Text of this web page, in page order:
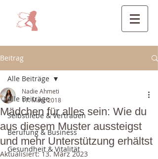
Beitrag
Alle Beiträge
Selbstliebe & Vertrauen
Berufung & Business
Gesundheit & Vitalität
Alle Beiträge
Mädchen für alles sein: Wie du
aus diesem Muster aussteigst
und mehr Unterstützung erhältst
Nadie Ahmeti
17. März 2018
Aktualisiert:13. März 2023